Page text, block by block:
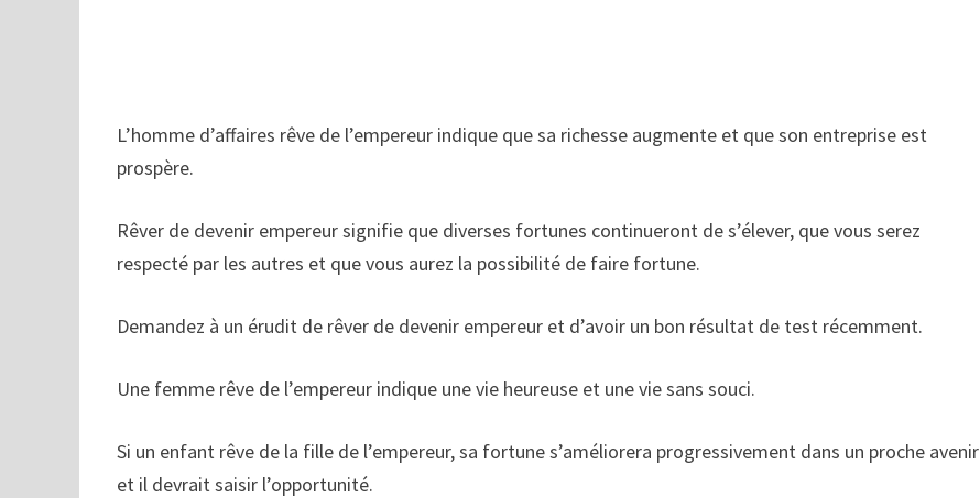
L’homme d’affaires rêve de l’empereur indique que sa richesse augmente et que son entreprise est
prospère.
Rêver de devenir empereur signifie que diverses fortunes continueront de s’élever, que vous serez
respecté par les autres et que vous aurez la possibilité de faire fortune.
Demandez à un érudit de rêver de devenir empereur et d’avoir un bon résultat de test récemment.
Une femme rêve de l’empereur indique une vie heureuse et une vie sans souci.
Si un enfant rêve de la fille de l’empereur, sa fortune s’améliorera progressivement dans un proche avenir
et il devrait saisir l’opportunité.